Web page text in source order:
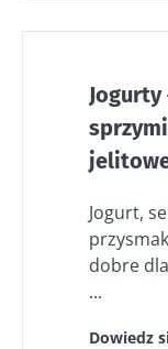
Jogurt,
dobre
...
Dowiedz